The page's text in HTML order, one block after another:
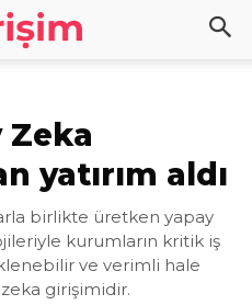
Zeka
yatırım aldı
birlikte üretken yapay
kurumların kritik iş
ve verimli hale
girişimidir.